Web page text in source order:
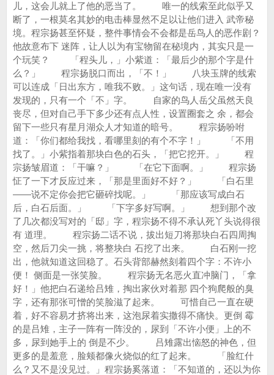
儿，这会儿就上了他的恶当了。 唯一的线索至此似乎又
断了，一根莫名其妙的电击棒显然不足以让他们进入 武帝秘
境。程宗扬甚至怀疑，整件事情会不会都是岳鸟人的恶作剧？
他故意布下 迷阵，让人以为有宝物留在秘境内，其实只是一
个玩笑？ 「程头儿，」小紫道：「最后少的那个字是什
么？」 程宗扬脱口而出，「不！」 八块玉牌的线索
可以连成「日出东方，唯我不败。」这句话，现在唯一没有
发现的，只有一个「不」字。 自家的鸟人岳父虽然天良
丧尽，但对自己手下多少还有点人性，设置圈套之 余，都会
留下一些只有星月湖众人才知道的暗号。 程宗扬吩咐
道：「你们都给我找，看哪里刻的有个不字！」 「不用
找了。」小紫指着那块白色的石头，「把它挖开。」 程
宗扬皱眉道：「干嘛？」 「在它下面啊。」 程宗扬
怔了一下才反应过来，「那是里面好不好？」 「白石里
——说不定你会把它砸碎找呢。」 「那应该写成白石
后，白石后面。」 「下字多好写啊。」 想到那个改
了几次都没写对的「邸」字，程宗扬不得不承认死丫头说得很
有 道理。 程宗扬二话不说，拔出短刀将那块白石四周掏
空，然后刀尖一挑，将整块白 石挖了出来。 白石刚一挖
出，他就知道这回稳了。石头背部赫然刻着四个字：不许小
便！ 侧面是一张笑脸。 程宗扬无名恶火直冲脑门，「拿
好！」他把白石递给吕雉，掏出家伙对着那 四个狗爬般的臭
字，还有那张可憎的笑脸滋了起来。 可惜自己一直在硬
着，好不容易才挤将出来，这泡尿着实撒得不痛快。更倒 霉
的是吕雉，主子一阵有一阵没的，尿到「不许小便」上的不
多，尿到她手上的 倒是不少。 吕雉露出恼怒的神色，但
更多的是羞意，脸颊都像火烧似的红了起来。 「脸红什
么？又不是没见过。」程宗扬奚落道：「不知道的，还以为你